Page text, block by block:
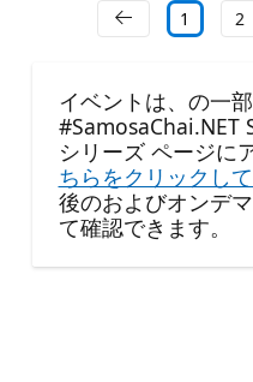
1 2
イベントは、の一部
#SamosaChai.NET
シリーズ ページに
ちらをクリックし
後のおよびオンデ
て確認できます。